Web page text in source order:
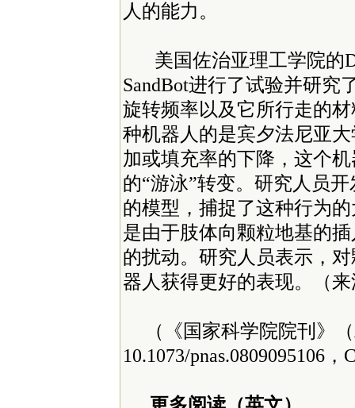
人的能力。
美国佐治亚理工学院的
SandBot进行了试验并研究
旋转频率以及它所行走的
种机器人的是宾夕法尼亚
加或填充率的下降，这个
的“游泳”转变。研究人员
的模型，捕捉了这种行为
是由于肢体向颗粒地基的
的扰动。研究人员表示，
器人获得更好的表现。（
（《国家科学院院刊》（
10.1073/pnas.0809095106